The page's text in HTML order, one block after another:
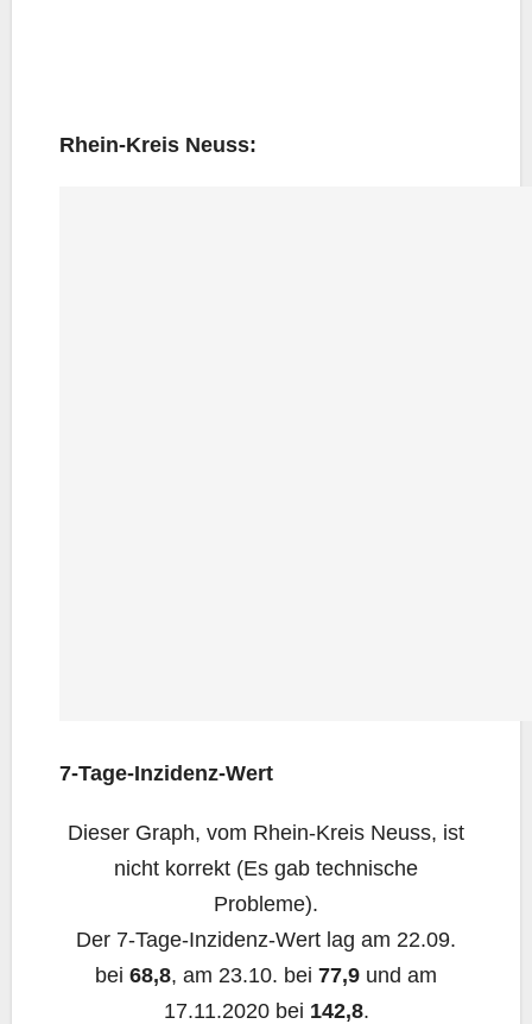
Rhein-Kreis Neuss:
7‑Ta­ge-Inzi­denz-Wert
Die­ser Graph, vom Rhein-Kreis Neuss, ist
nicht kor­rekt (Es gab tech­ni­sche
Probleme).
Der 7‑Ta­ge-Inzi­denz-Wert lag am 22.09.
bei 68,8, am 23.10. bei 77,9 und am
17.11.2020 bei 142,8.